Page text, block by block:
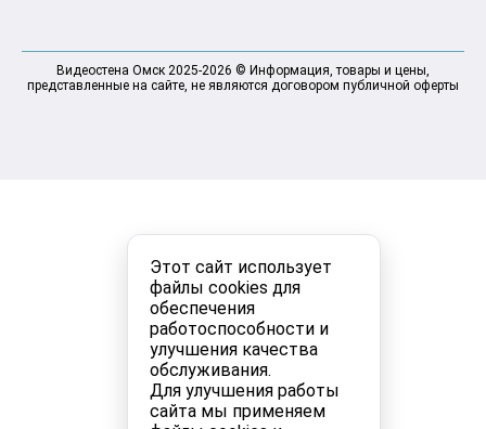
Этот сайт использует
файлы cookies для
обеспечения
работоспособности и
улучшения качества
обслуживания.
Для улучшения работы
сайта мы применяем
Видеостена Омск 2025-2026 © Информация, товары и цены,
представленные на сайте, не являются договором публичной оферты